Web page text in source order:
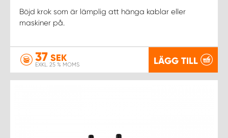
Böjd krok som är lämplig att hänga kablar eller
maskiner på.
37 SEK
EXKL. 25 % MOMS LÄGG TILL